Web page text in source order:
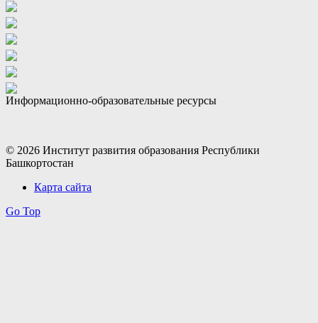
Информационно-образовательные ресурсы
© 2026 Институт развития образования Республики
Башкортостан
Карта сайта
Go Top